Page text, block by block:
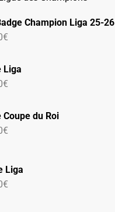
Champion Liga 25-26
Liga
Coupe du Roi
Liga